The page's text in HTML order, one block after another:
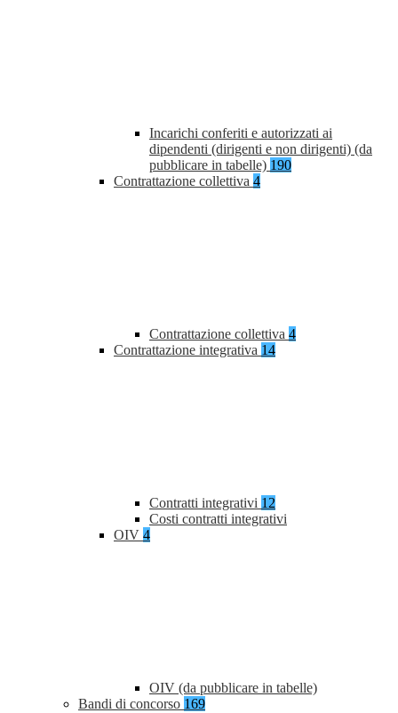
Incarichi conferiti e autorizzati ai
dipendenti (dirigenti e non dirigenti) (da
pubblicare in tabelle) 190
Contrattazione collettiva 4
Contrattazione collettiva 4
Contrattazione integrativa 14
Contratti integrativi 12
Costi contratti integrativi
OIV 4
OIV (da pubblicare in tabelle)
Bandi di concorso 169